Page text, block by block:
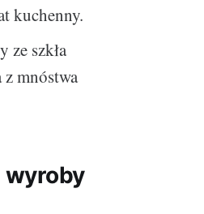
kuchenny.
ze szkła
mnóstwa
wyroby